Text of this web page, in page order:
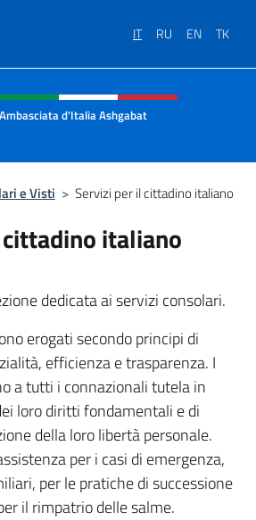
IT RU EN TK
social e menù
Ambasciata d'Italia Ashgabat
e Visti > Servizi per il cittadino italiano
italiano
dedicata ai servizi consolari.
erogati secondo principi di
efficienza e trasparenza. I
a tutti i connazionali tutela in
loro diritti fondamentali e di
della loro libertà personale.
per i casi di emergenza,
per le pratiche di successione
il rimpatrio delle salme.